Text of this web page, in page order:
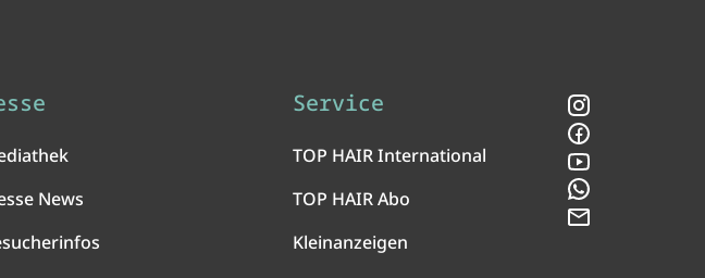
News
Service
TOP HAIR International
TOP HAIR Abo
Kleinanzeigen